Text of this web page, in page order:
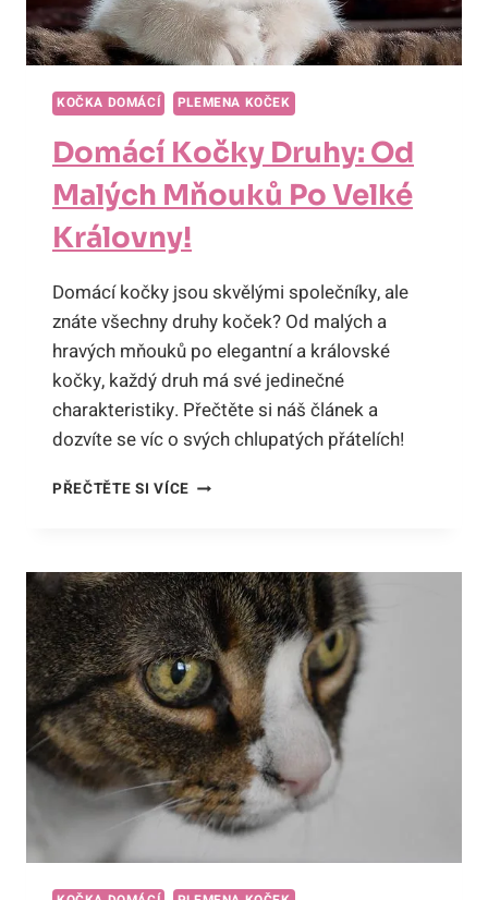
KOČKA DOMÁCÍ PLEMENA KOČEK
Domácí Kočky Druhy: Od
Malých Mňouků Po Velké
Královny!
Domácí kočky jsou skvělými společníky, ale
znáte všechny druhy koček? Od malých a
hravých mňouků po elegantní a královské
kočky, každý druh má své jedinečné
charakteristiky. Přečtěte si náš článek a
dozvíte se víc o svých chlupatých přátelích!
PŘEČTĚTE SI VÍCEDOMÁCÍ
MALÝCH
MŇOUKŮ
PO
VELKÉ
KRÁLOVNY!